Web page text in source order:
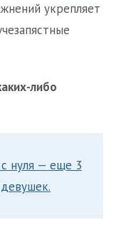
укрепляет
либо
нуля — еще 3